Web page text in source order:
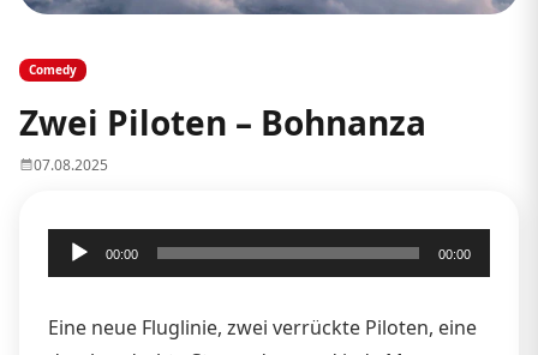
Comedy
Zwei Piloten – Bohnanza
07.08.2025
Audio-
Player
00:00 00:00
Eine neue Fluglinie, zwei verrückte Piloten, eine